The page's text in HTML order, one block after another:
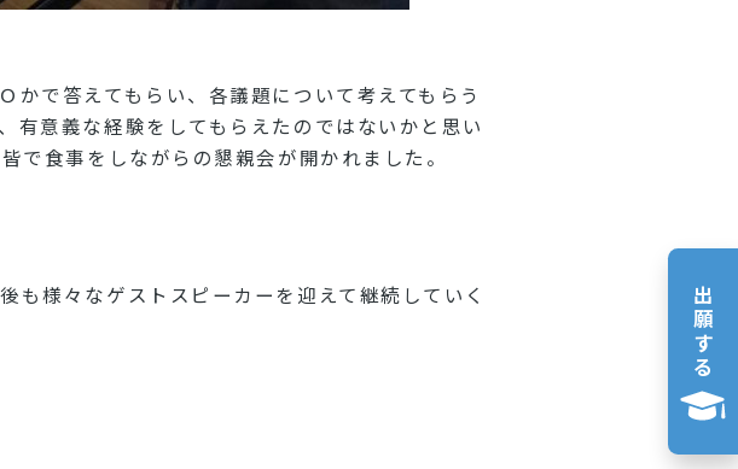
出
願
す
る
かで答えてもらい、各議題について考えてもらう
有意義な経験をしてもらえたのではないかと思い
で食事をしながらの懇親会が開かれました。
も様々なゲストスピーカーを迎えて継続していく